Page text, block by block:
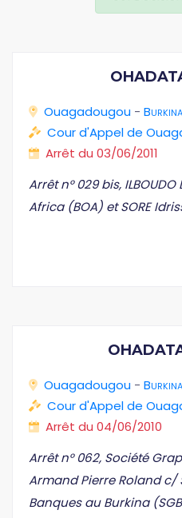
Ouagadougou -
Cour d'Appel de
Arrêt du 03/06/2011
Arrêt n° 029 bis,
Africa (BOA) et SORE
Ouagadougou -
Cour d'Appel de
Arrêt du 04/06/2010
Arrêt n° 062, Société
Armand Pierre Roland c/
Banques au Burkina